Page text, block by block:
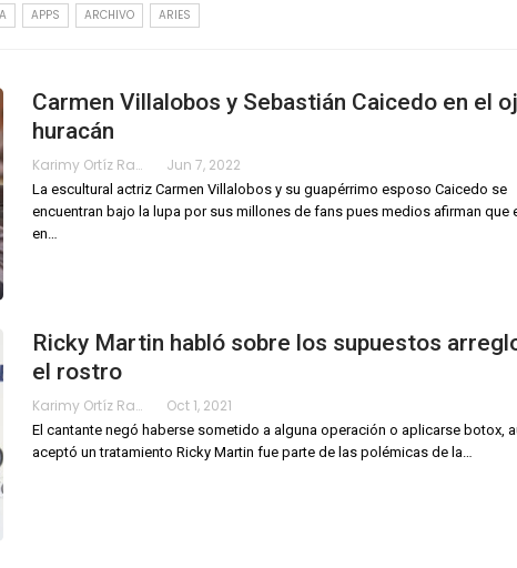
APPS ARCHIVO ARIES
Carmen Villalobos y Sebastián Caicedo en el
huracán
Karimy Ortíz Ramos Jun 7, 2022
La escultural actriz Carmen Villalobos y su guapérrimo esposo Caicedo se
encuentran bajo la lupa por sus millones de fans pues medios afirman que
en
Ricky Martin habló sobre los supuestos
el rostro
Karimy Ortíz Ramos Oct 1, 2021
El cantante negó haberse sometido a alguna operación o aplicarse botox,
aceptó un tratamiento Ricky Martin fue parte de las polémicas de la